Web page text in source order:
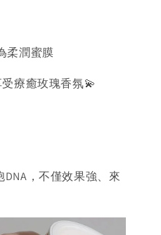
柔潤蜜膜
療癒玫瑰香氛💫
，不僅效果強、來